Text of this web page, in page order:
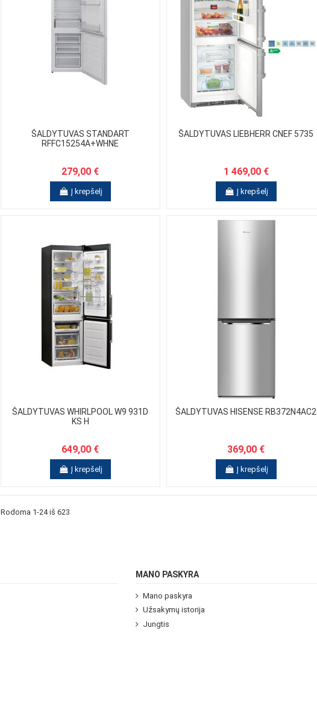
ŠALDYTUVAS STANDART
RFFC15254A+WHNE
279,00 €
Į krepšelį
ŠALDYTUVAS LIEBHERR CNEF 5735
1 469,00 €
Į krepšelį
ŠALDYTUVAS WHIRLPOOL W9 931D
KS H
649,00 €
Į krepšelį
ŠALDYTUVAS HISENSE RB372N4AC2
369,00 €
Į krepšelį
Rodoma 1-24 iš 623
MANO PASKYRA
Mano paskyra
Užsakymų istorija
Jungtis